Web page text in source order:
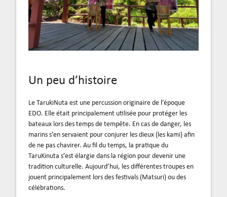
Un peu d’histoire
Le TarukiNuta est une percussion originaire de l’époque
EDO. Elle était principalement utilisée pour protéger les
bateaux lors des temps de tempête. En cas de danger, les
marins s’en servaient pour conjurer les dieux (les kami) afin
de ne pas chavirer. Au fil du temps, la pratique du
TaruKinuta s’est élargie dans la région pour devenir une
tradition culturelle. Aujourd’hui, les différentes troupes en
jouent principalement lors des festivals (Matsuri) ou des
célébrations.